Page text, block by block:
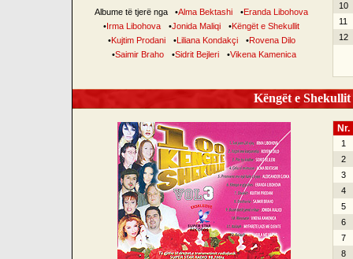
Albume të tjerë nga •Alma Bektashi •Eranda Libohova
•Irma Libohova •Jonida Maliqi •Këngët e Shekullit
•Kujtim Prodani •Liliana Kondakçi •Rovena Dilo
•Saimir Braho •Sidrit Bejleri •Vikena Kamenica
10
11
12
Këngët e
Nr.
1
2
3
4
5
6
7
8